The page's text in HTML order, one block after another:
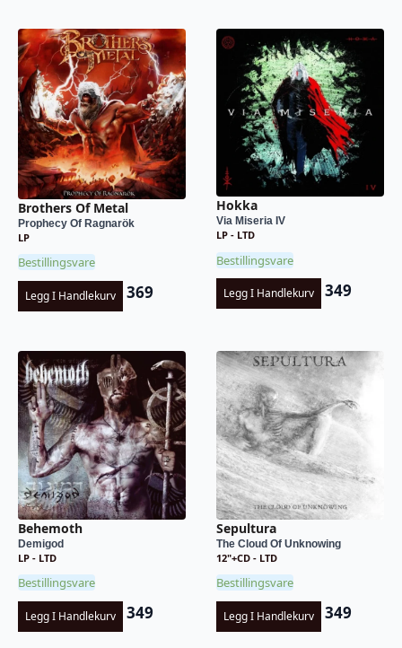
Brothers Of Metal
Prophecy Of Ragnarök
LP
Bestillingsvare
Legg I Handlekurv 369
Hokka
Via Miseria IV
LP - LTD
Bestillingsvare
Legg I Handlekurv 349
Behemoth
Demigod
LP - LTD
Bestillingsvare
Legg I Handlekurv 349
Sepultura
The Cloud Of Unknowing
12"+CD - LTD
Bestillingsvare
Legg I Handlekurv 349